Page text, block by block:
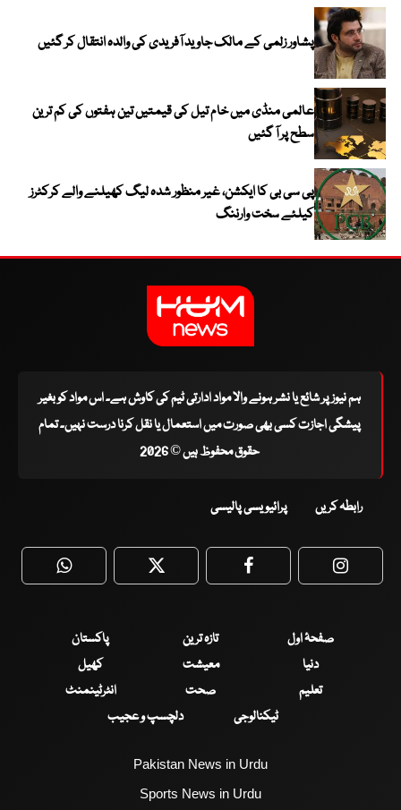
پشاور زلمی کے مالک جاوید آفریدی کی والدہ انتقال کر گئیں
عالمی منڈی میں خام تیل کی قیمتیں تین ہفتوں کی کم ترین
سطح پر آ گئیں
پی سی بی کا ایکشن، غیر منظور شدہ لیگ کھیلنے والے کرکٹرز
کیلئے سخت وارننگ
ہم نیوز پر شائع یا نشر ہونے والا مواد ادارتی ٹیم کی کاوش ہے۔ اس مواد کو بغیر
پیشگی اجازت کسی بھی صورت میں استعمال یا نقل کرنا درست نہیں۔ تمام
حقوق محفوظ ہیں © 2026
رابطہ کریں پرائیویسی پالیسی
WhatsApp Twitter Facebook
صفحۂ اول تازہ ترین
پاکستان
دنیا
معیشت
کھیل
تعلیم
صحت
انٹرٹینمنٹ
ٹیکنالوجی
دلچسپ و عجیب
Pakistan News in Urdu
Sports News in Urdu